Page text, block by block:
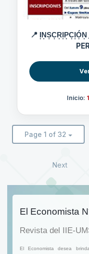
📍
Inicio:
Page 1 of 32
Next